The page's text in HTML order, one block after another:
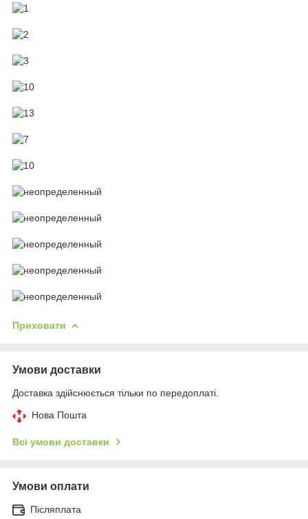
Приховати
Умови доставки
Доставка здійснюється тільки по передоплаті.
Нова Пошта
Всі умови доставки
Умови оплати
Післяплата